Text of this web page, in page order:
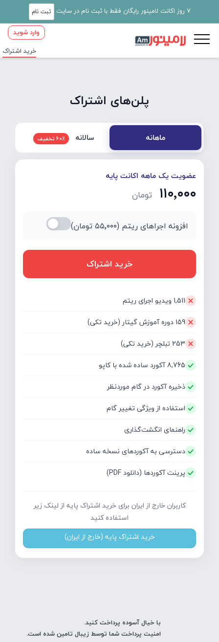
7 روز اکانت لامینور رایگان فقط با ثبت نام در سایت ثبت نام
وارد شوید
خرید اشتراک
پلن‌های اشتراک
ماهانه سالانه 60٪ تخفیف
عضویت یک ماهه اکانت پایه
۱۱۰٬۰۰۰ تومان
افزونه اجراهای ریتم (۵۵٬۰۰۰تومان)
خرید اشتراک
1,511 ویدیو اجرای ریتم
159 دوره آموزش گیتار (خرید تکی)
253 تبلچر (خرید تکی)
8,765 آکورد ساده شده با کاپو
ذخیره آکورد در گام موردنظر
استفاده از ویژگی تغییر گام
راهنمای انگشت‌گذاری
دسترسی به آکوردهای نسخه ساده
پرینت آکوردها (دانلود PDF)
کاربران خارج از ایران برای خرید اشتراک پایه از لینک زیر
استفاده کنید
خرید اشتراک پایه (خارج از ایران)
با خیال آسوده پرداخت کنید.
امنیت پرداخت شما توسط زیبال تامین شده است.